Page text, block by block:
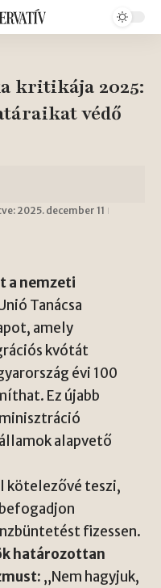
kritikája 2025:
védő
2025. december 11
a nemzeti
Tanácsa
amely
kvótát
évi 100
Ez újabb
alapvető
kötelezővé teszi,
fizessen.
határozottan
„Nem hagyjuk,